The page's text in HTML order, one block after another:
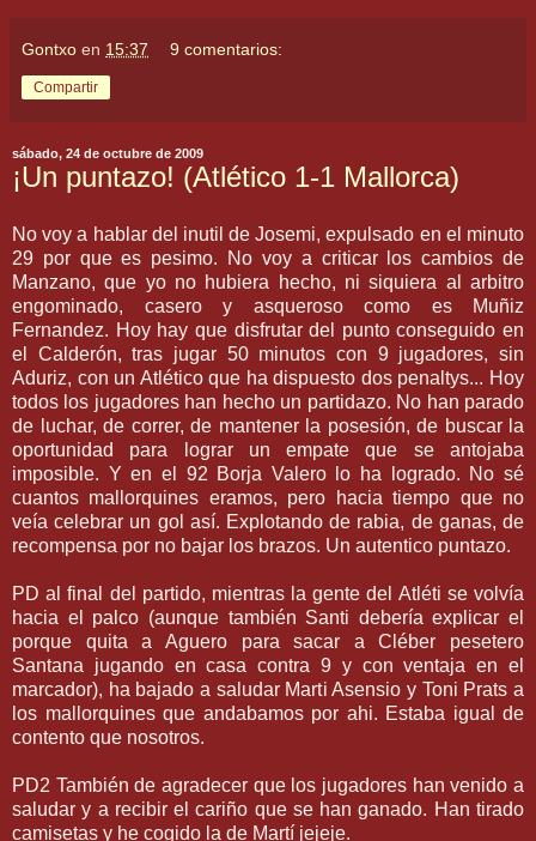
Gontxo en 15:37 9 comentarios:
Compartir
sábado, 24 de octubre de 2009
¡Un puntazo! (Atlético 1-1 Mallorca)
No voy a hablar del inutil de Josemi, expulsado en el minuto
29 por que es pesimo. No voy a criticar los cambios de
Manzano, que yo no hubiera hecho, ni siquiera al arbitro
engominado, casero y asqueroso como es Muñiz
Fernandez. Hoy hay que disfrutar del punto conseguido en
el Calderón, tras jugar 50 minutos con 9 jugadores, sin
Aduriz, con un Atlético que ha dispuesto dos penaltys... Hoy
todos los jugadores han hecho un partidazo. No han parado
de luchar, de correr, de mantener la posesión, de buscar la
oportunidad para lograr un empate que se antojaba
imposible. Y en el 92 Borja Valero lo ha logrado. No sé
cuantos mallorquines eramos, pero hacia tiempo que no
veía celebrar un gol así. Explotando de rabia, de ganas, de
recompensa por no bajar los brazos. Un autentico puntazo.
PD al final del partido, mientras la gente del Atléti se volvía
hacia el palco (aunque también Santi debería explicar el
porque quita a Aguero para sacar a Cléber pesetero
Santana jugando en casa contra 9 y con ventaja en el
marcador), ha bajado a saludar Marti Asensio y Toni Prats a
los mallorquines que andabamos por ahi. Estaba igual de
contento que nosotros.
PD2 También de agradecer que los jugadores han venido a
saludar y a recibir el cariño que se han ganado. Han tirado
camisetas y he cogido la de Martí jejeje.